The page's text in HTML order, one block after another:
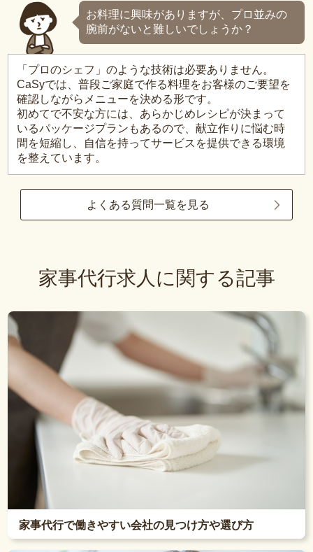
お料理に興味がありますが、プロ並みの
腕前がないと難しいでしょうか？
「プロのシェフ」のような技術は必要ありません。
CaSyでは、普段ご家庭で作る料理をお客様のご要望を
確認しながらメニューを決める形です。
初めてで不安な方には、あらかじめレシピが決まって
いるパッケージプランもあるので、献立作りに悩む時
間を短縮し、自信を持ってサービスを提供できる環境
を整えています。
よくある質問一覧を見る
家事代行求人に関する記事
家事代行で働きやすい会社の見つけ方や選び方